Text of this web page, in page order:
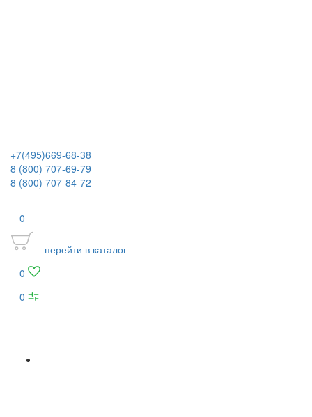
+7(495)669-68-38
8 (800) 707-69-79
8 (800) 707-84-72
0
перейти в каталог
0
0